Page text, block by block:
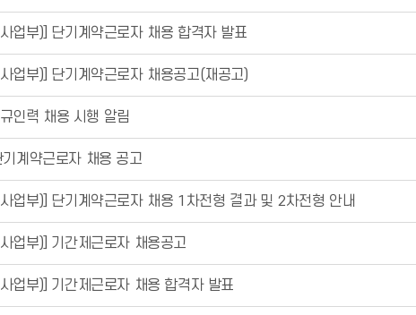
업부)] 단기계약근로자 채용 합격자 발표
업부)] 단기계약근로자 채용공고(재공고)
인력 채용 시행 알림
기계약근로자 채용 공고
업부)] 단기계약근로자 채용 1차전형 결과 및 2차전형 안내
업부)] 기간제근로자 채용공고
업부)] 기간제근로자 채용 합격자 발표